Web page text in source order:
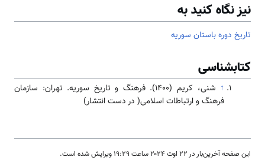
نیز نگاه کنید به
تاریخ دوره باستان سوریه
کتابشناسی
↑
شنی، کریم (۱۴۰۰). فرهنگ و تاریخ سوریه. تهران: سازمان
فرهنگ و ارتباطات اسلامی( در دست انتشار)
این صفحه آخرین‌بار در ‏۲۲ اوت ۲۰۲۴ ساعت ‏۱۹:۲۹ ویرایش شده است.